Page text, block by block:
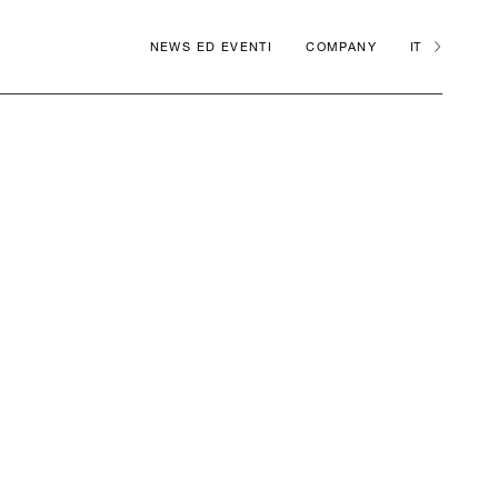
NEWS ED EVENTI COMPANY IT